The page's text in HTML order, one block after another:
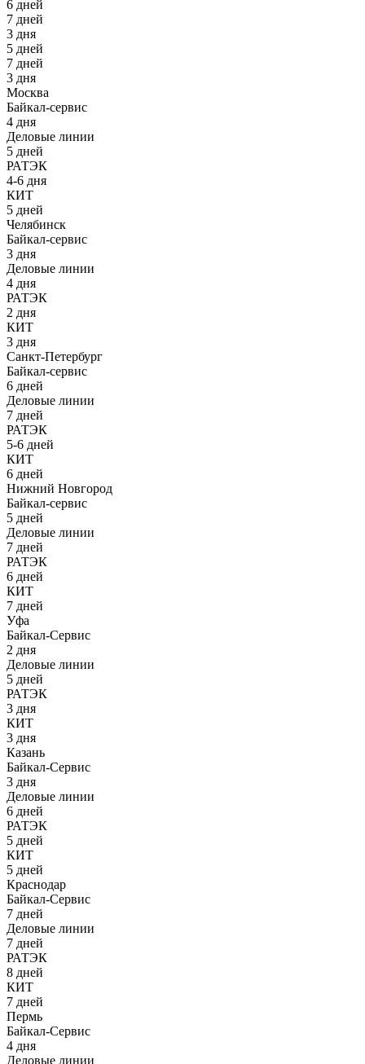
6 дней
7 дней
3 дня
5 дней
7 дней
3 дня
Москва
Байкал-сервис
4 дня
Деловые линии
5 дней
РАТЭК
4-6 дня
КИТ
5 дней
Челябинск
Байкал-сервис
3 дня
Деловые линии
4 дня
РАТЭК
2 дня
КИТ
3 дня
Санкт-Петербург
Байкал-сервис
6 дней
Деловые линии
7 дней
РАТЭК
5-6 дней
КИТ
6 дней
Нижний Новгород
Байкал-сервис
5 дней
Деловые линии
7 дней
РАТЭК
6 дней
КИТ
7 дней
Уфа
Байкал-Сервис
2 дня
Деловые линии
5 дней
РАТЭК
3 дня
КИТ
3 дня
Казань
Байкал-Сервис
3 дня
Деловые линии
6 дней
РАТЭК
5 дней
КИТ
5 дней
Краснодар
Байкал-Сервис
7 дней
Деловые линии
7 дней
РАТЭК
8 дней
КИТ
7 дней
Пермь
Байкал-Сервис
4 дня
Деловые линии